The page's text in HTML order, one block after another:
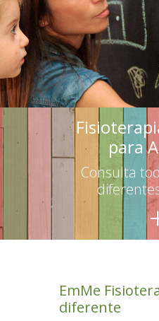
-- María
Terapias
-- Terapias
-- Terapias para
Escuelas
-- Asesoramiento
-- Talleres para
-- Talleres para
Colaboraciones
para
Consulta
EmMe
diferente